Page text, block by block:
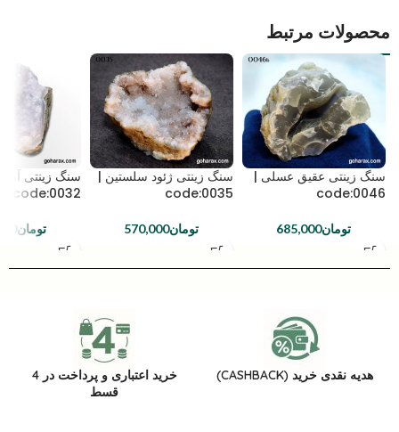
محصولات مرتبط
سنگ زینتی عقیق عسلی |
code:0046
تومان685,000
سنگ زینتی ژئود سلستین |
code:0035
تومان570,000
سنگ زینتی
code:0032
تومان
هدیه نقدی خرید (CASHBACK)
خرید اعتباری و پرداخت در 4
قسط